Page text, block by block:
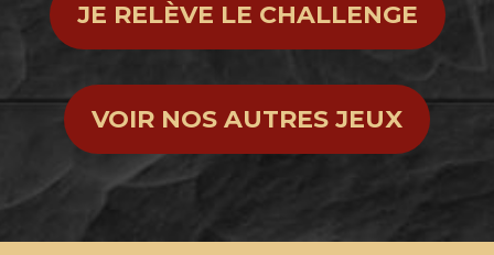
JE RELÈVE LE CHALLENGE
VOIR NOS AUTRES JEUX